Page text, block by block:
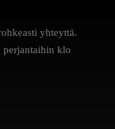
yhteyttä.
perjantaihin klo